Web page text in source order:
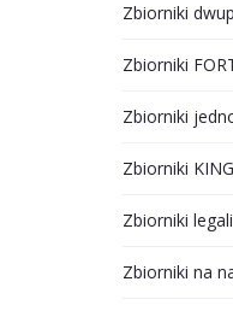
Zbiorniki
Zbiorniki
Zbiorniki
Zbiorniki
Zbiorniki
Zbiorniki na